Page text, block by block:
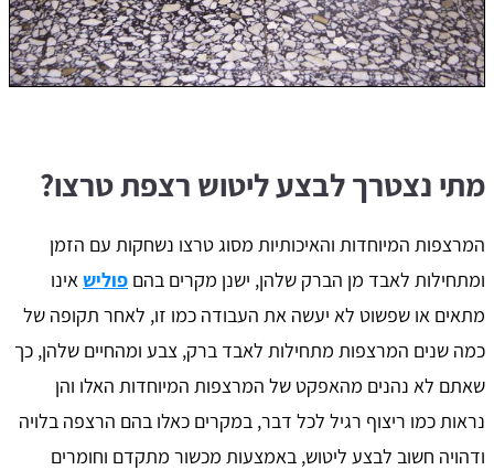
מתי נצטרך לבצע ליטוש רצפת טרצו?
המרצפות המיוחדות והאיכותיות מסוג טרצו נשחקות עם הזמן
ומתחילות לאבד מן הברק שלהן, ישנן מקרים בהם פולישאינו
מתאים או שפשוט לא יעשה את העבודה כמו זו, לאחר תקופה של
כמה שנים המרצפות מתחילות לאבד ברק, צבע ומהחיים שלהן, כך
שאתם לא נהנים מהאפקט של המרצפות המיוחדות האלו והן
נראות כמו ריצוף רגיל לכל דבר, במקרים כאלו בהם הרצפה בלויה
ודהויה חשוב לבצע ליטוש, באמצעות מכשור מתקדם וחומרים